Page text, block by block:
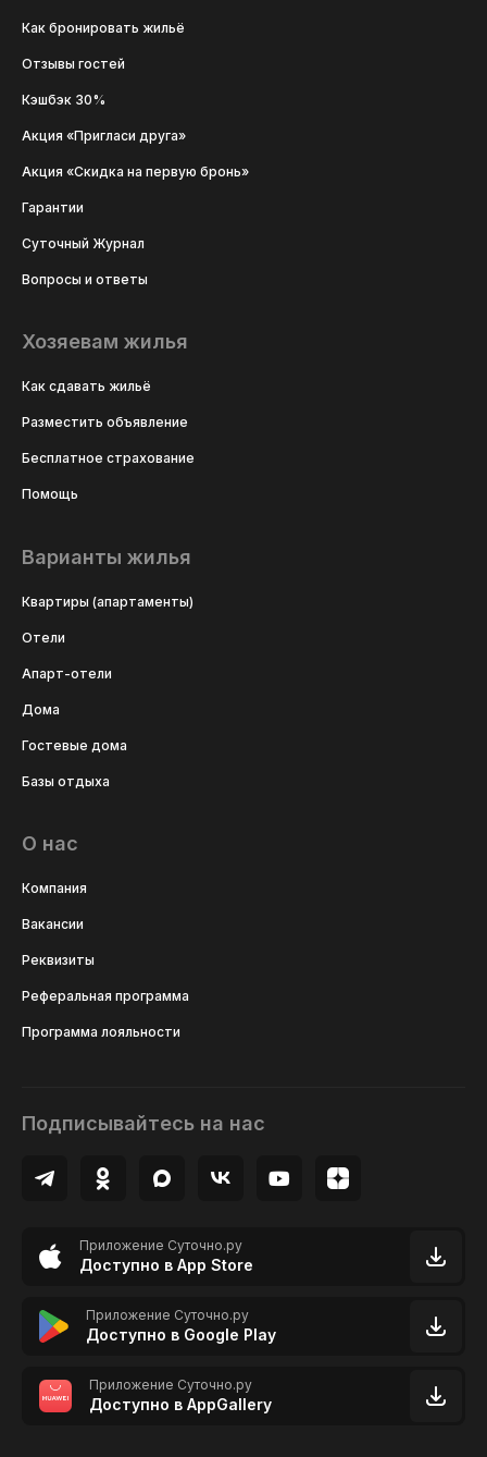
Как бронировать жильё
Отзывы гостей
Кэшбэк 30%
Акция «Пригласи друга»
Акция «Скидка на первую бронь»
Гарантии
Суточный Журнал
Вопросы и ответы
Хозяевам жилья
Как сдавать жильё
Разместить объявление
Бесплатное страхование
Помощь
Варианты жилья
Квартиры (апартаменты)
Отели
Апарт-отели
Дома
Гостевые дома
Базы отдыха
О нас
Компания
Вакансии
Реквизиты
Реферальная программа
Программа лояльности
Подписывайтесь на нас
Приложение Суточно.ру
Доступно в App Store
Приложение Суточно.ру
Доступно в Google Play
Приложение Суточно.ру
Доступно в AppGallery